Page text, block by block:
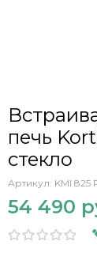
печь
стекло
Артикул: KMI 825
54 490